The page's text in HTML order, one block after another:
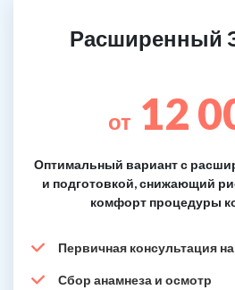
Расширенный
от 12
Оптимальный вариант с
и подготовкой, снижающий
комфорт процедуры
Первичная консультация
Сбор анамнеза и осмотр